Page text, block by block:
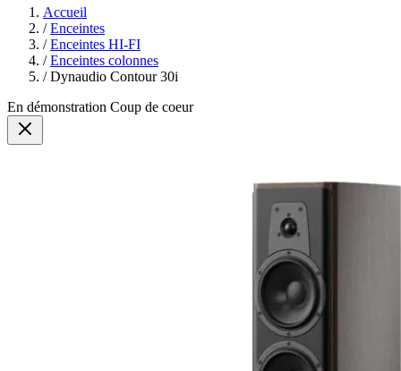
Accueil
/ Enceintes
/ Enceintes HI-FI
/ Enceintes colonnes
/ Dynaudio Contour 30i
En démonstration Coup de coeur